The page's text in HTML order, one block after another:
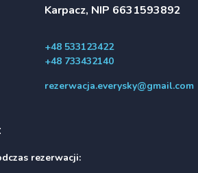
Karpacz, NIP 6631593892
+48 533123422
+48 733432140
rezerwacja.everysky@gmail.com
rezerwacji: